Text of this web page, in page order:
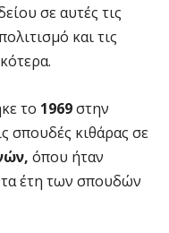
σε αυτές τις
και τις
το 1969στην
σπουδές κιθάρας σε
όπου ήταν
έτη των σπουδών